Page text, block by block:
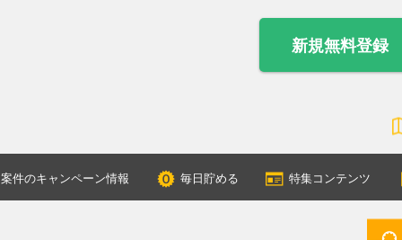
新規無料登録
案件のキャンペーン情報 毎日貯める 特集コンテンツ